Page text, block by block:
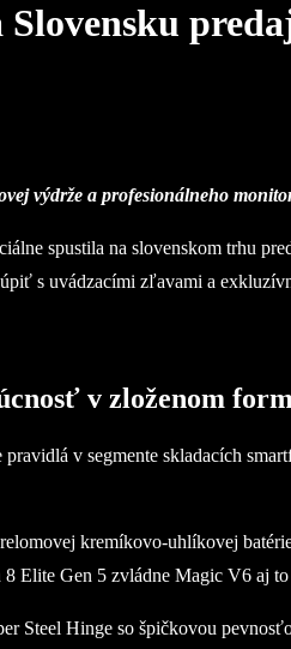
výdrže a profesionálneho
spustila na slovenskom trhu
s uvádzacími zľavami a
v zloženom
v segmente skladacích
kremíkovo-uhlíkovej
Elite Gen 5 zvládne Magic V6 aj to
Steel Hinge so špičkovou